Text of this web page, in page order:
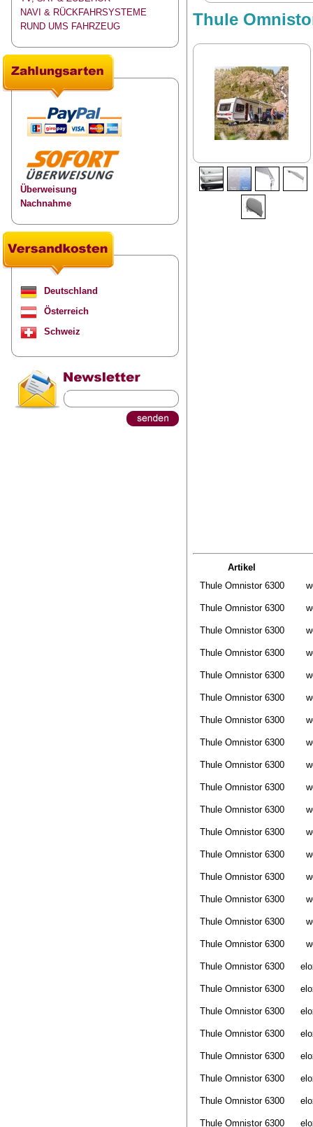
NAVI & RÜCKFAHRSYSTEME
RUND UMS FAHRZEUG
Überweisung
Nachnahme
Deutschland
Österreich
Schweiz
Thule
Artikel
Thule Omnistor 6300
Thule Omnistor 6300
Thule Omnistor 6300
Thule Omnistor 6300
Thule Omnistor 6300
Thule Omnistor 6300
Thule Omnistor 6300
Thule Omnistor 6300
Thule Omnistor 6300
Thule Omnistor 6300
Thule Omnistor 6300
Thule Omnistor 6300
Thule Omnistor 6300
Thule Omnistor 6300
Thule Omnistor 6300
Thule Omnistor 6300
Thule Omnistor 6300
Thule Omnistor 6300
Thule Omnistor 6300
Thule Omnistor 6300
Thule Omnistor 6300
Thule Omnistor 6300
Thule Omnistor 6300
Thule Omnistor 6300
Thule Omnistor 6300